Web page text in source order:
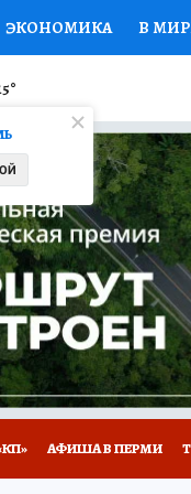
ЭКОНОМИКА В
Я ЗНАЮ СЕМЬЯ
СПЕЦПРОЕКТЫ
КОНКУРСЫ
°
АФИША В ПЕРМИ